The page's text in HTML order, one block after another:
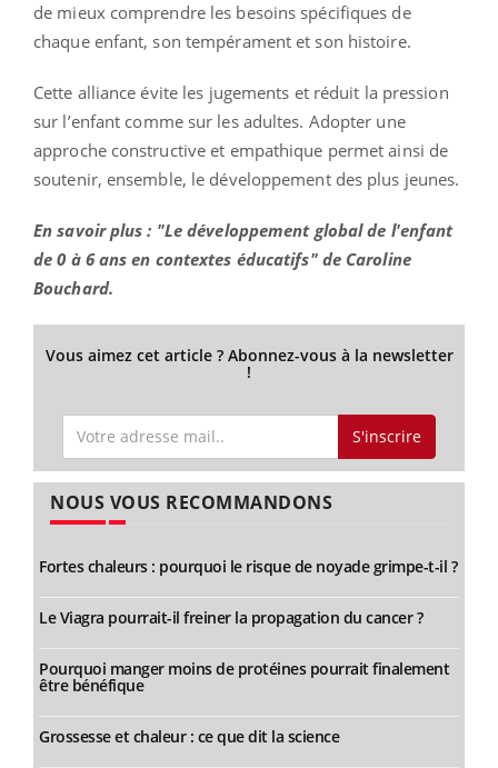
de mieux comprendre les besoins spécifiques de
chaque enfant, son tempérament et son histoire.
Cette alliance évite les jugements et réduit la pression
sur l’enfant comme sur les adultes. Adopter une
approche constructive et empathique permet ainsi de
soutenir, ensemble, le développement des plus jeunes.
En savoir plus : "Le développement global de l'enfant
de 0 à 6 ans en contextes éducatifs" de Caroline
Bouchard.
Vous aimez cet article ? Abonnez-vous à la newsletter
!
S'inscrire
NOUS VOUS RECOMMANDONS
Fortes chaleurs : pourquoi le risque de noyade grimpe-t-il ?
Le Viagra pourrait-il freiner la propagation du cancer ?
Pourquoi manger moins de protéines pourrait finalement
être bénéfique
Grossesse et chaleur : ce que dit la science